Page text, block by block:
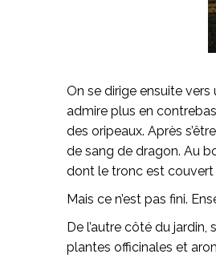
On se dirige ensuite
admire plus en
des oripeaux. Après
de sang de dragon. Au
dont le tronc est couvert
Mais ce n’est pas fini.
De l’autre côté du
plantes officinales et